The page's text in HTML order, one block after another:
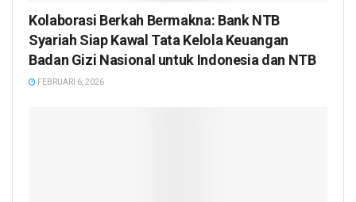
Kolaborasi Berkah Bermakna: Bank NTB
Syariah Siap Kawal Tata Kelola Keuangan
Badan Gizi Nasional untuk Indonesia dan NTB
FEBRUARI 6, 2026